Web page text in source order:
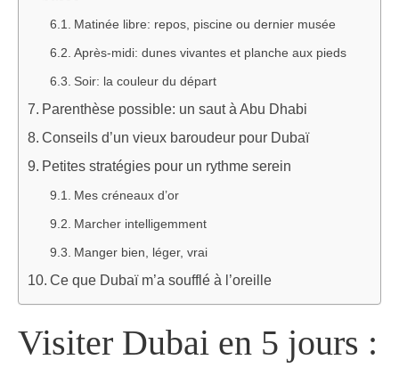
Matinée libre: repos, piscine ou dernier musée
Après-midi: dunes vivantes et planche aux pieds
Soir: la couleur du départ
Parenthèse possible: un saut à Abu Dhabi
Conseils d’un vieux baroudeur pour Dubaï
Petites stratégies pour un rythme serein
Mes créneaux d’or
Marcher intelligemment
Manger bien, léger, vrai
Ce que Dubaï m’a soufflé à l’oreille
Visiter Dubai en 5 jours :